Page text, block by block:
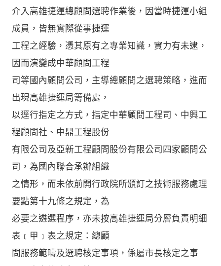
介入高雄捷運總顧問選聘作業後，因當時捷運小組
成員，皆無實際從事捷運
工程之經驗，憑其原有之專業知識，實力有未逮，
因而演變成中華顧問工程
司等國內顧問公司，主導總顧問之選聘策略，進而
出現高雄捷運局籌備處，
以逕行指定之方式，指定中華顧問工程司、中興工
程顧問社、中鼎工程股份
有限公司及亞新工程顧問股份有限公司四家顧問公
司，為國內聯合承辦組織
之情形，而未依前開行政院所頒訂之技術服務處理
要點第十九條之規定，為
必要之遴選程序，亦未按高雄捷運局分層負責明細
表﹝甲﹞表之規定：總顧
問服務範疇及選聘核定事項，係屬市長核定之事